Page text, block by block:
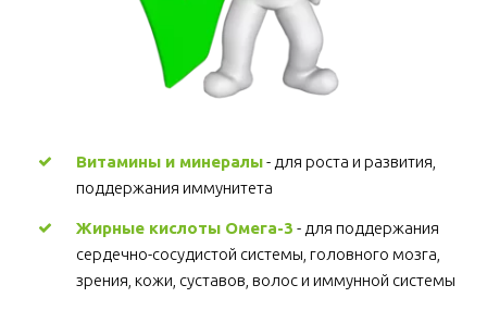
Витамины и минералы - для роста и развития,
поддержания иммунитета
Жирные кислоты Омега-3 - для поддержания
сердечно-сосудистой системы, головного мозга,
зрения, кожи, суставов, волос и иммунной системы